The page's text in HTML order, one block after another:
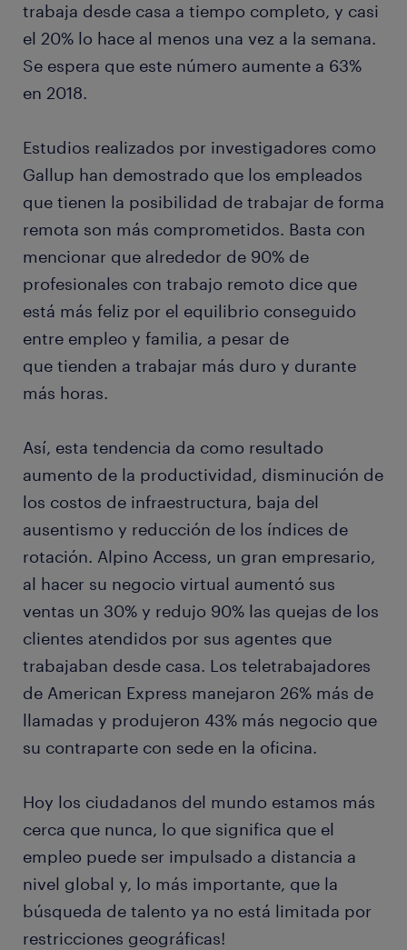
trabaja desde casa a tiempo completo, y casi
el 20% lo hace al menos una vez a la semana.
Se espera que este número aumente a 63%
en 2018.
Estudios realizados por investigadores como
Gallup han demostrado que los empleados
que tienen la posibilidad de trabajar de forma
remota son más comprometidos. Basta con
mencionar que alrededor de 90% de
profesionales con trabajo remoto dice que
está más feliz por el equilibrio conseguido
entre empleo y familia, a pesar de
que tienden a trabajar más duro y durante
más horas.
Así, esta tendencia da como resultado
aumento de la productividad, disminución de
los costos de infraestructura, baja del
ausentismo y reducción de los índices de
rotación. Alpino Access, un gran empresario,
al hacer su negocio virtual aumentó sus
ventas un 30% y redujo 90% las quejas de los
clientes atendidos por sus agentes que
trabajaban desde casa. Los teletrabajadores
de American Express manejaron 26% más de
llamadas y produjeron 43% más negocio que
su contraparte con sede en la oficina.
Hoy los ciudadanos del mundo estamos más
cerca que nunca, lo que significa que el
empleo puede ser impulsado a distancia a
nivel global y, lo más importante, que la
búsqueda de talento ya no está limitada por
restricciones geográficas!